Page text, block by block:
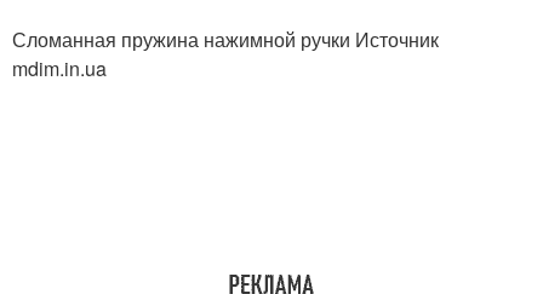
Сломанная пружина нажимной ручки Источник
mdim.in.ua